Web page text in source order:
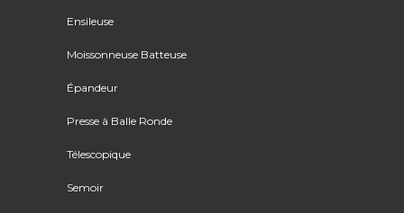
Ensileuse
Moissonneuse Batteuse
Épandeur
Presse à Balle Ronde
Télescopique
Semoir